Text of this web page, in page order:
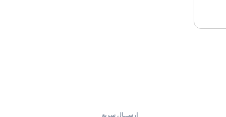
ارســال سریع